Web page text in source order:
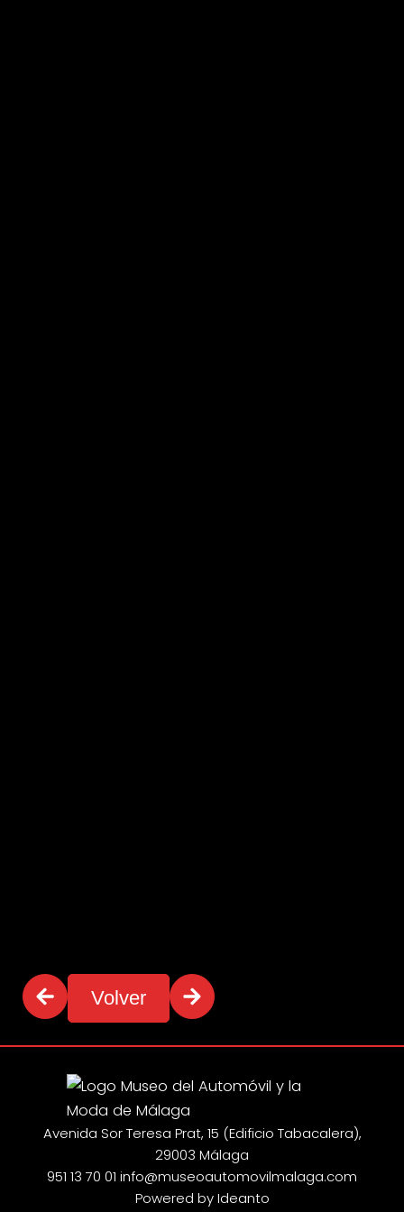
Volver
Avenida Sor Teresa Prat, 15 (Edificio Tabacalera),
29003 Málaga
951 13 70 01 info@museoautomovilmalaga.com
Powered by Ideanto